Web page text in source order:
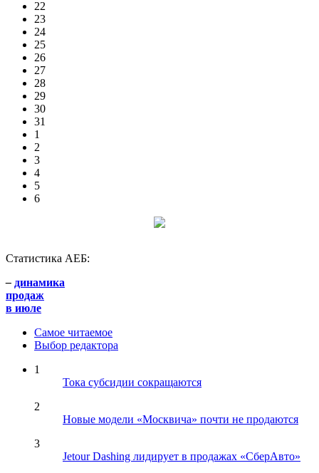
22
23
24
25
26
27
28
29
30
31
1
2
3
4
5
6
Статистика АЕБ:
– динамика
продаж
в июле
Самое читаемое
Выбор редактора
1
Тока субсидии сокращаются
2
Новые модели «Москвича» почти не продаются
3
Jetour Dashing лидирует в продажах «СберАвто»